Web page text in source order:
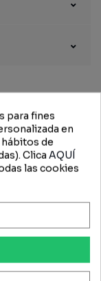
para fines
en
de
Clica AQUÍ
las cookies